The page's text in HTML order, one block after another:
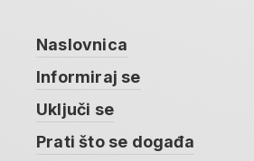
Naslovnica
Informiraj se
Uključi se
Prati što se događa